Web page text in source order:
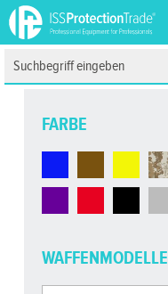
FARBE
WAFFENMODELLE